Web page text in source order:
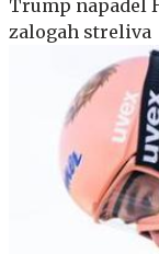
Trump napadel
zalogah streliva